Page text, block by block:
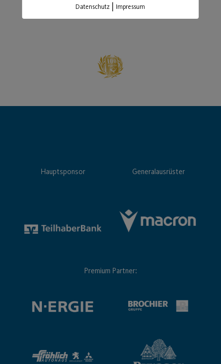
Hauptsponsor Generalausrüster
Premium Partner:
Datenschutz |Impressum